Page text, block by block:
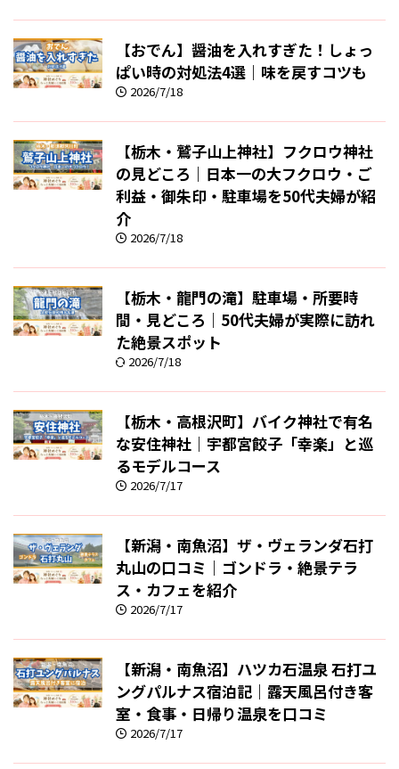
【おでん】醤油を入れすぎた！しょっ
ぱい時の対処法4選｜味を戻すコツも
2026/7/18
【栃木・鷲子山上神社】フクロウ神社
の見どころ｜日本一の大フクロウ・ご
利益・御朱印・駐車場を50代夫婦が紹
介
2026/7/18
【栃木・龍門の滝】駐車場・所要時
間・見どころ｜50代夫婦が実際に訪れ
た絶景スポット
2026/7/18
【栃木・高根沢町】バイク神社で有名
な安住神社｜宇都宮餃子「幸楽」と巡
るモデルコース
2026/7/17
【新潟・南魚沼】ザ・ヴェランダ石打
丸山の口コミ｜ゴンドラ・絶景テラ
ス・カフェを紹介
2026/7/17
【新潟・南魚沼】ハツカ石温泉 石打ユ
ングパルナス宿泊記｜露天風呂付き客
室・食事・日帰り温泉を口コミ
2026/7/17